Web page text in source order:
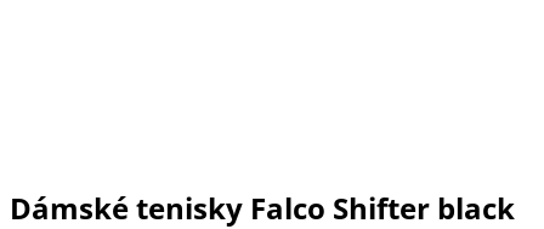
Dámské tenisky Falco Shifter black